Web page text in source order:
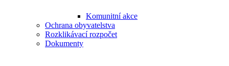
Komunitní akce
Ochrana obyvatelstva
Rozklikávací rozpočet
Dokumenty